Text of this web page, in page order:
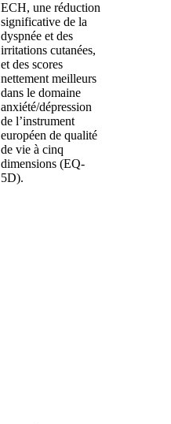
ECH, une réduction
significative de la
dyspnée et des
irritations cutanées,
et des scores
nettement meilleurs
dans le domaine
anxiété/dépression
de l’instrument
européen de qualité
de vie à cinq
dimensions (EQ-
5D).